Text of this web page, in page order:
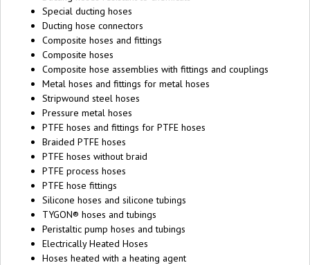
Special ducting hoses
Ducting hose connectors
Composite hoses and fittings
Composite hoses
Composite hose assemblies with fittings and couplings
Metal hoses and fittings for metal hoses
Stripwound steel hoses
Pressure metal hoses
PTFE hoses and fittings for PTFE hoses
Braided PTFE hoses
PTFE hoses without braid
PTFE process hoses
PTFE hose fittings
Silicone hoses and silicone tubings
TYGON® hoses and tubings
Peristaltic pump hoses and tubings
Electrically Heated Hoses
Hoses heated with a heating agent